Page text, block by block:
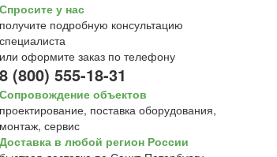
Спросите у нас
получите подробную консультацию
специалиста
или оформите заказ по телефону
8 (800) 555-18-31
Сопровождение объектов
проектирование, поставка оборудования,
монтаж, сервис
Доставка в любой регион России